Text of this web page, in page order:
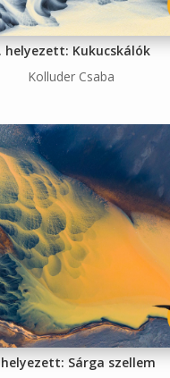
helyezett: Kukucskálók
Kolluder Csaba
helyezett: Sárga szellem